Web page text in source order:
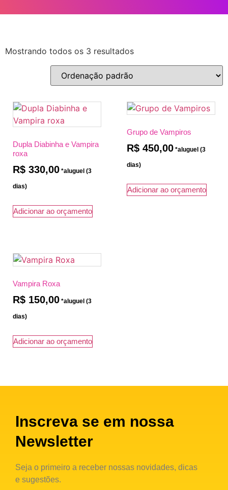
Mostrando todos os 3 resultados
Dupla Diabinha e Vampira
roxa
R$ 330,00
Adicionar ao orçamento
Grupo de Vampiros
R$ 450,00
Adicionar ao orçamento
Vampira Roxa
R$ 150,00
Adicionar ao orçamento
Inscreva se em nossa
Newsletter
Seja o primeiro a receber nossas novidades, dicas
e sugestões.